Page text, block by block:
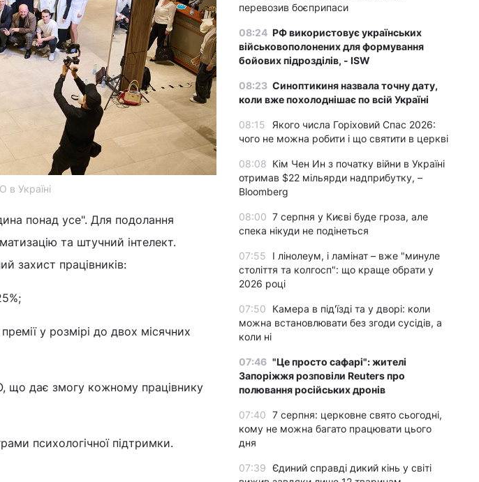
в Україні
понад усе". Для подолання
та штучний інтелект.
захист працівників:
у розмірі до двох місячних
що дає змогу кожному працівнику
психологічної підтримки.
перевозив боєприпаси
08:24 РФ використовує українських
військовополонених для формування
бойових підрозділів, - ISW
08:23 Синоптикиня назвала точну дату,
коли вже похолоднішає по всій Україні
08:15
Якого числа Горіховий Спас 2026:
чого не можна робити і що святити в церкві
08:08 Кім Чен Ин з початку війни в Україні
отримав $22 мільярди надприбутку, –
Bloomberg
08:00 7 серпня у Києві буде гроза, але
спека нікуди не подінеться
07:55
І лінолеум, і ламінат – вже "минуле
століття та колгосп": що краще обрати у
2026 році
07:50
Камера в під'їзді та у дворі: коли
можна встановлювати без згоди сусідів, а
коли ні
07:46 "Це просто сафарі": жителі
Запоріжжя розповіли Reuters про
полювання російських дронів
07:40 7 серпня: церковне свято сьогодні,
кому не можна багато працювати цього
дня
07:39 Єдиний справді дикий кінь у світі